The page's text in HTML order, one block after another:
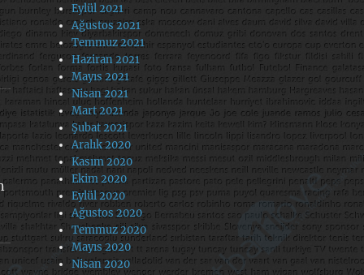
Eylül 2021
Ağustos 2021
Temmuz 2021
Haziran 2021
Mayıs 2021
Nisan 2021
Mart 2021
Şubat 2021
Aralık 2020
Kasım 2020
Ekim 2020
Eylül 2020
Ağustos 2020
Temmuz 2020
Mayıs 2020
Nisan 2020